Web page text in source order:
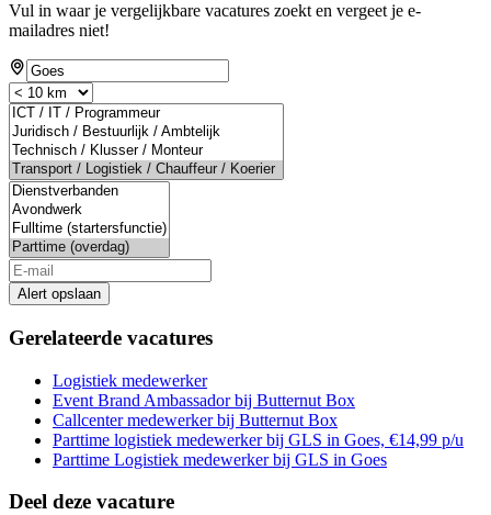
Vul in waar je vergelijkbare vacatures zoekt en vergeet je e-
mailadres niet!
Alert opslaan
Gerelateerde vacatures
Logistiek medewerker
Event Brand Ambassador bij Butternut Box
Callcenter medewerker bij Butternut Box
Parttime logistiek medewerker bij GLS in Goes, €14,99 p/u
Parttime Logistiek medewerker bij GLS in Goes
Deel deze vacature